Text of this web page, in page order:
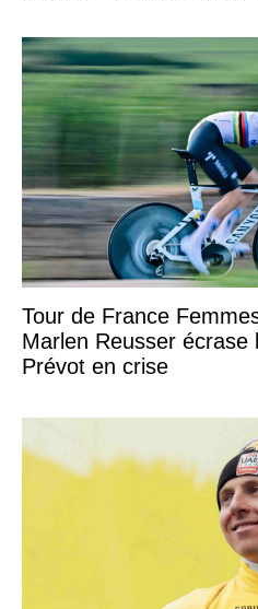
Tour de France
Marlen Reusser écrase
Prévot en crise